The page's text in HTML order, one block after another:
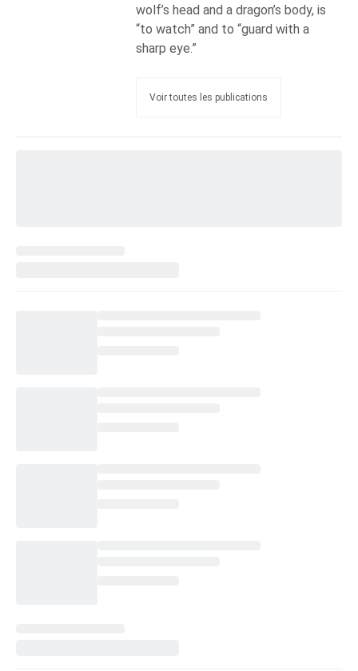
wolf’s head and a dragon’s body, is
“to watch” and to “guard with a
sharp eye.”
Voir toutes les publications